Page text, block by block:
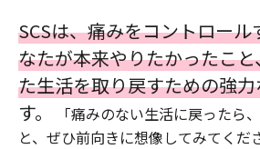
SCSは、痛みをコントロール
なたが本来やりたかったこ
た生活を取り戻すための強
す。
「痛みのない生活に戻ったら
と、ぜひ前向きに想像してみてくだ